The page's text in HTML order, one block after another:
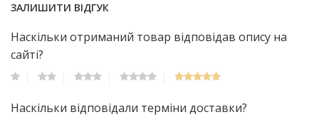
ЗАЛИШИТИ ВІДГУК
Наскільки отриманий товар відповідав опису на
сайті?
Наскільки відповідали терміни доставки?